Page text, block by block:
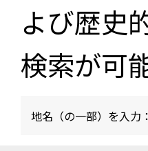
よび歴史
検索が可
地名（の一部）を入力：